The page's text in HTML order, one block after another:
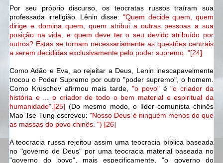
Por seu próprio discurso, os teocratas russos traíram sua
professada irreligião. Lênin disse: "Quem decide quem, quem
dirige e domina quem, quem atribui a outras pessoas a sua
posição na vida, e quem deve ter o seu devido atribuído por
outros? Estas se tornam necessariamente as questões centrais
a serem decididas exclusivamente pelo poder supremo. "[24]
Como Adão e Eva, ao rejeitar a Deus, Lenin inescapavelmente
trocou o Poder Supremo por outro "poder supremo", o homem.
Como Kruschev afirmou mais tarde, "o povo"é"o criador da
história e ... o criador de todo o bem material e espiritual da
humanidade".[25] (Do mesmo modo, o líder comunista chinês
Mao Tse-Tung escreveu: "Nosso Deus é ninguém menos do que
as massas do povo chinês. ") [26]
A teocracia russa rejeitou assim uma teocracia bíblica baseada
no "governo de Deus" por uma teocracia material baseada no
"governo do povo", mais especificamente, "o governo do